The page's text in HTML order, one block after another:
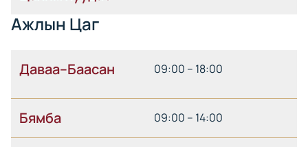
Ажлын Цаг
Даваа–Баасан 09:00 – 18:00
Бямба 09:00 – 14:00